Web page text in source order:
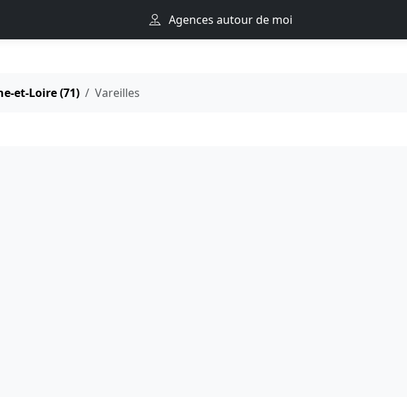
Agences autour de moi
et-Loire (71) Vareilles